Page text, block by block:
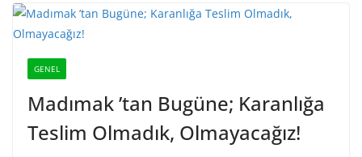
GENEL
Madımak ’tan Bugüne; Karanlığa
Teslim Olmadık, Olmayacağız!